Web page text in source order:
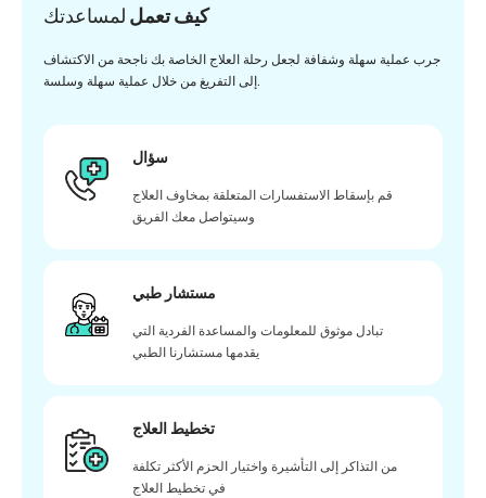
كيف تعمل لمساعدتك
جرب عملية سهلة وشفافة لجعل رحلة العلاج الخاصة بك ناجحة من الاكتشاف
إلى التفريغ من خلال عملية سهلة وسلسة.
سؤال
قم بإسقاط الاستفسارات المتعلقة بمخاوف العلاج
وسيتواصل معك الفريق
مستشار طبي
تبادل موثوق للمعلومات والمساعدة الفردية التي
يقدمها مستشارنا الطبي
تخطيط العلاج
من التذاكر إلى التأشيرة واختيار الحزم الأكثر تكلفة
في تخطيط العلاج